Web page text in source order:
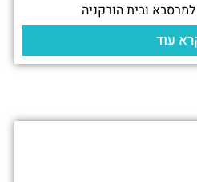
ובית הורקניה
עוד